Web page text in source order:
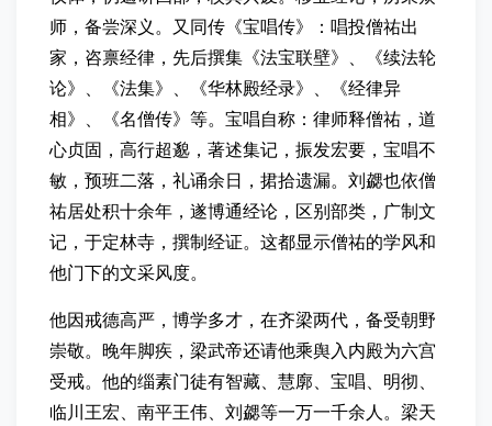
师，备尝深义。又同传《宝唱传》：唱投僧祐出
家，咨禀经律，先后撰集《法宝联壁》、《续法轮
论》、《法集》、《华林殿经录》、《经律异
相》、《名僧传》等。宝唱自称：律师释僧祐，道
心贞固，高行超邈，著述集记，振发宏要，宝唱不
敏，预班二落，礼诵余日，捃拾遗漏。刘勰也依僧
祐居处积十余年，遂博通经论，区别部类，广制文
记，于定林寺，撰制经证。这都显示僧祐的学风和
他门下的文采风度。
他因戒德高严，博学多才，在齐梁两代，备受朝野
崇敬。晚年脚疾，梁武帝还请他乘舆入内殿为六宫
受戒。他的缁素门徒有智藏、慧廓、宝唱、明彻、
临川王宏、南平王伟、刘勰等一万一千余人。梁天